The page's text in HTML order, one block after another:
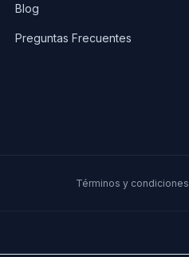
Blog
Preguntas Frecuentes
Términos y condiciones